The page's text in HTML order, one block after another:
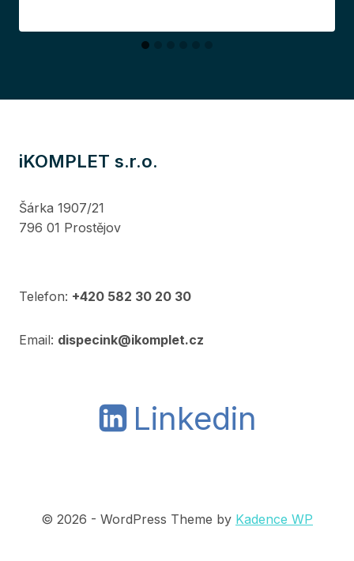
iKOMPLET s.r.o.
Šárka 1907/21
796 01 Prostějov
Telefon: +420 582 30 20 30
Email: dispecink@ikomplet.cz
Linkedin
© 2026 - WordPress Theme by Kadence WP